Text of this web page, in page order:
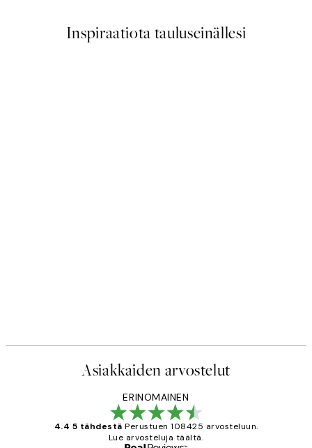
Inspiraatiota tauluseinällesi
Asiakkaiden arvostelut
ERINOMAINEN
4.4 5 tähdestä Perustuen 108425 arvosteluun.
Lue arvosteluja täältä.